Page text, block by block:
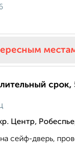
Центр,
сейф-дверь,